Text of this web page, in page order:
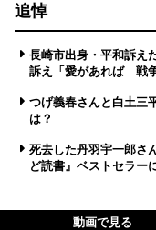
追悼
長崎市出身・平和訴え
訴え「愛があれば 戦
つげ義春さんと白土三
は？
死去した丹羽宇一郎さ
ど読書』ベストセラー
動画で見る